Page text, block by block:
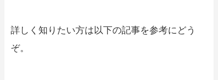
詳しく知りたい方は以下の記事を参考にどう
ぞ。